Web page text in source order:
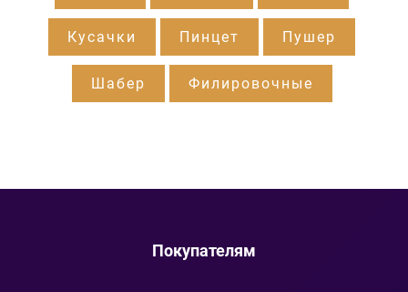
Кусачки Пинцет Пушер
Шабер Филировочные
Покупателям